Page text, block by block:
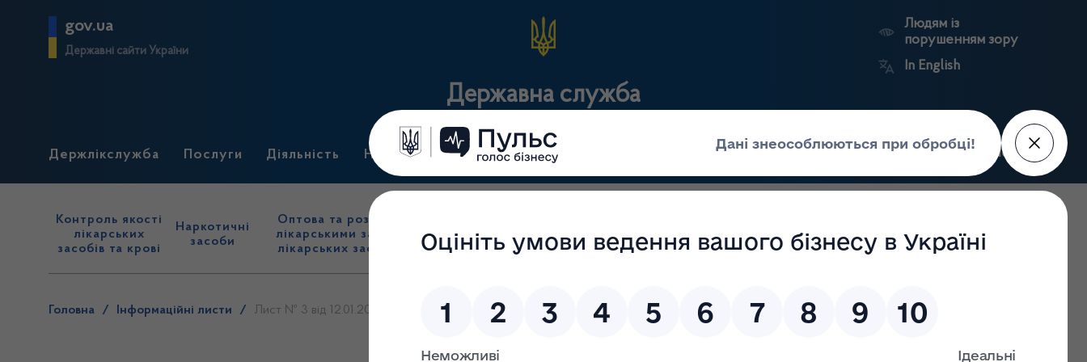
gov.ua
Державні сайти України
Державна служба
Людям із
порушенням зору
In English
Держлікслужба Послуги Діяльність Нормативні документи Для громадськості Прес-центр Пошук
Контроль якості
лікарських
засобів та крові
Наркотичні
засоби
Оптова та роздрібна торгівля
лікарськими засобами, імпорт
лікарських засобів (крім АФІ)
нагляд
(контроль)
засобів, крові та
сертифікація
нагляд
реєстри
портал
Держлікслужби
Головна / Інформаційні листи / Лист № 3 від 12.01.2026